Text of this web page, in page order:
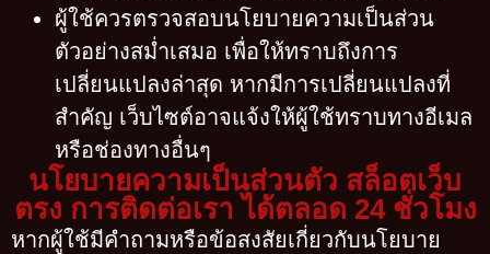
ผู้ใช้ควรตรวจสอบนโยบายความเป็นส่วน
ตัวอย่างสม่ำเสมอ เพื่อให้ทราบถึงการ
เปลี่ยนแปลงล่าสุด หากมีการเปลี่ยนแปลงที่
สำคัญ เว็บไซต์อาจแจ้งให้ผู้ใช้ทราบทางอีเมล
หรือช่องทางอื่นๆ
นโยบายความเป็นส่วนตัว สล็อตเว็บ
ตรง การติดต่อเรา ได้ตลอด 24 ชั่วโมง
หากผู้ใช้มีคำถามหรือข้อสงสัยเกี่ยวกับนโยบาย